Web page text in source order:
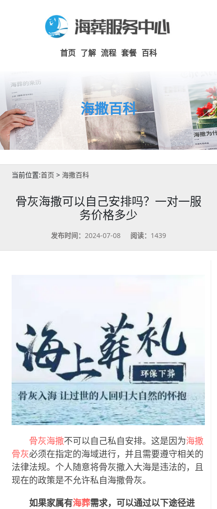
首页 了解 流程 套餐 百科
海撒百科
当前位置:首页 > 海撒百科
骨灰海撒可以自己安排吗？一对一服
务价格多少
发布时间： 2024-07-08 阅读： 1439
骨灰海撒不可以自己私自安排。这是因为海撒
骨灰必须在指定的海域进行，并且需要遵守相关的
法律法规。个人随意将骨灰撒入大海是违法的，且
现在的政策是不允许私自海撒骨灰。
如果家属有海葬需求，可以通过以下途径进